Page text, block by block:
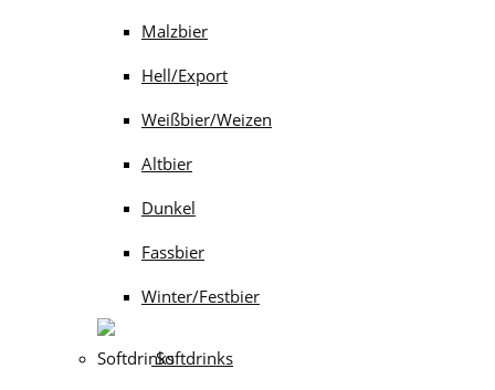
Malzbier
Hell/Export
Weißbier/Weizen
Altbier
Dunkel
Fassbier
Winter/Festbier
Softdrinks